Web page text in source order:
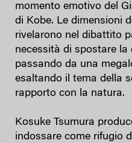
momento emotivo del
di Kobe. Le dimensioni
rivelarono nel dibattito
necessità di spostare la
passando da una
esaltando il tema della
rapporto con la natura.
Kosuke Tsumura
indossare come rifugio